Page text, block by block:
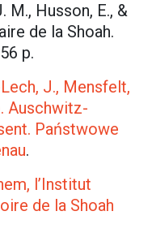
M., Husson, E., &
de la Shoah.
p.
J., Mensfelt,
Auschwitz-
Państwowe
.
l’Institut
de la Shoah